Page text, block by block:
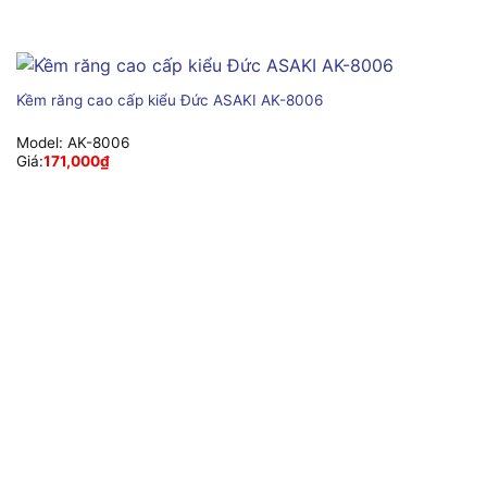
Kềm răng cao cấp kiểu Đức ASAKI AK-8006
Model: AK-8006
Giá:171,000₫